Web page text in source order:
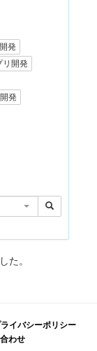
発
リ開発
発
た。
イバシーポリシー
わせ